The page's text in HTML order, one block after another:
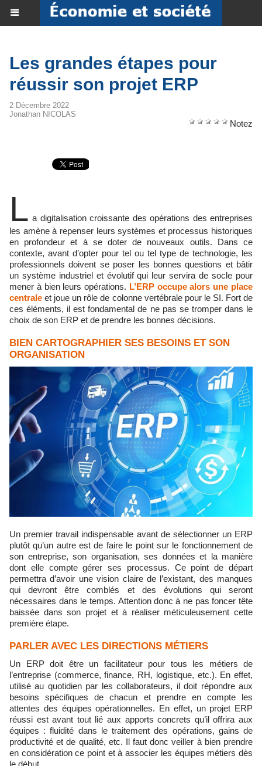
Les grandes étapes pour
réussir son projet ERP
2 Décembre 2022
Jonathan NICOLAS
Notez
L a digitalisation croissante des opérations des entreprises
les amène à repenser leurs systèmes et processus historiques
en profondeur et à se doter de nouveaux outils. Dans ce
contexte, avant d’opter pour tel ou tel type de technologie, les
professionnels doivent se poser les bonnes questions et bâtir
un système industriel et évolutif qui leur servira de socle pour
mener à bien leurs opérations. L’ERP occupe alors une place
centrale et joue un rôle de colonne vertébrale pour le SI. Fort de
ces éléments, il est fondamental de ne pas se tromper dans le
choix de son ERP et de prendre les bonnes décisions.
BIEN CARTOGRAPHIER SES BESOINS ET SON
ORGANISATION
Un premier travail indispensable avant de sélectionner un ERP
plutôt qu’un autre est de faire le point sur le fonctionnement de
son entreprise, son organisation, ses données et la manière
dont elle compte gérer ses processus. Ce point de départ
permettra d’avoir une vision claire de l’existant, des manques
qui devront être comblés et des évolutions qui seront
nécessaires dans le temps. Attention donc à ne pas foncer tête
baissée dans son projet et à réaliser méticuleusement cette
première étape.
PARLER AVEC LES DIRECTIONS MÉTIERS
Un ERP doit être un facilitateur pour tous les métiers de
l’entreprise (commerce, finance, RH, logistique, etc.). En effet,
utilisé au quotidien par les collaborateurs, il doit répondre aux
besoins spécifiques de chacun et prendre en compte les
attentes des équipes opérationnelles. En effet, un projet ERP
réussi est avant tout lié aux apports concrets qu’il offrira aux
équipes : fluidité dans le traitement des opérations, gains de
productivité et de qualité, etc. Il faut donc veiller à bien prendre
en considération ce point et à associer les équipes métiers dès